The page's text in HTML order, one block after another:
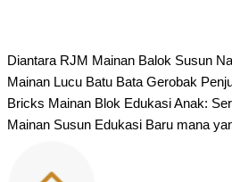
Diantara RJM Mainan Balok Susun
Mainan Lucu Batu Bata Gerobak
Bricks Mainan Blok Edukasi Anak:
Mainan Susun Edukasi Baru mana